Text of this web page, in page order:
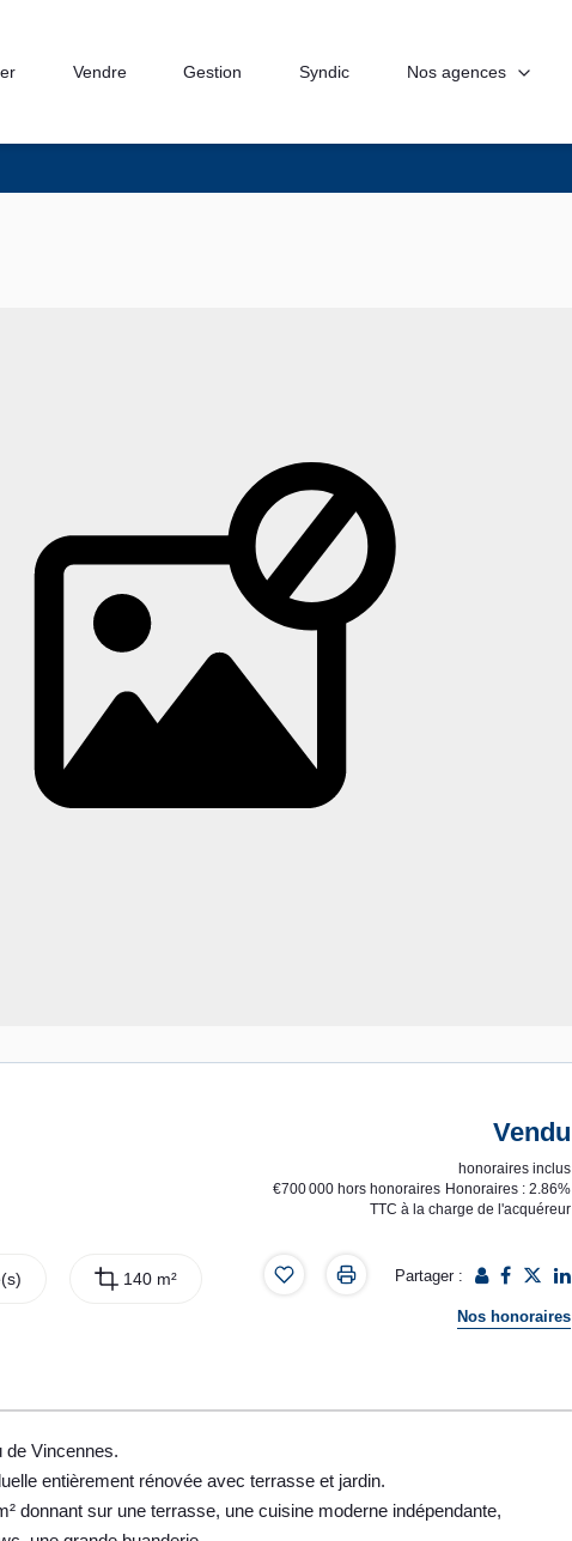
Vendre Gestion Syndic Nos agences
140 m²
Vendu
honoraires inclus
€700 000 hors honoraires Honoraires : 2.86%
TTC à la charge de l'acquéreur
Partager :
Nos honoraires
de Vincennes.
entièrement rénovée avec terrasse et jardin.
donnant sur une terrasse, une cuisine moderne indépendante,